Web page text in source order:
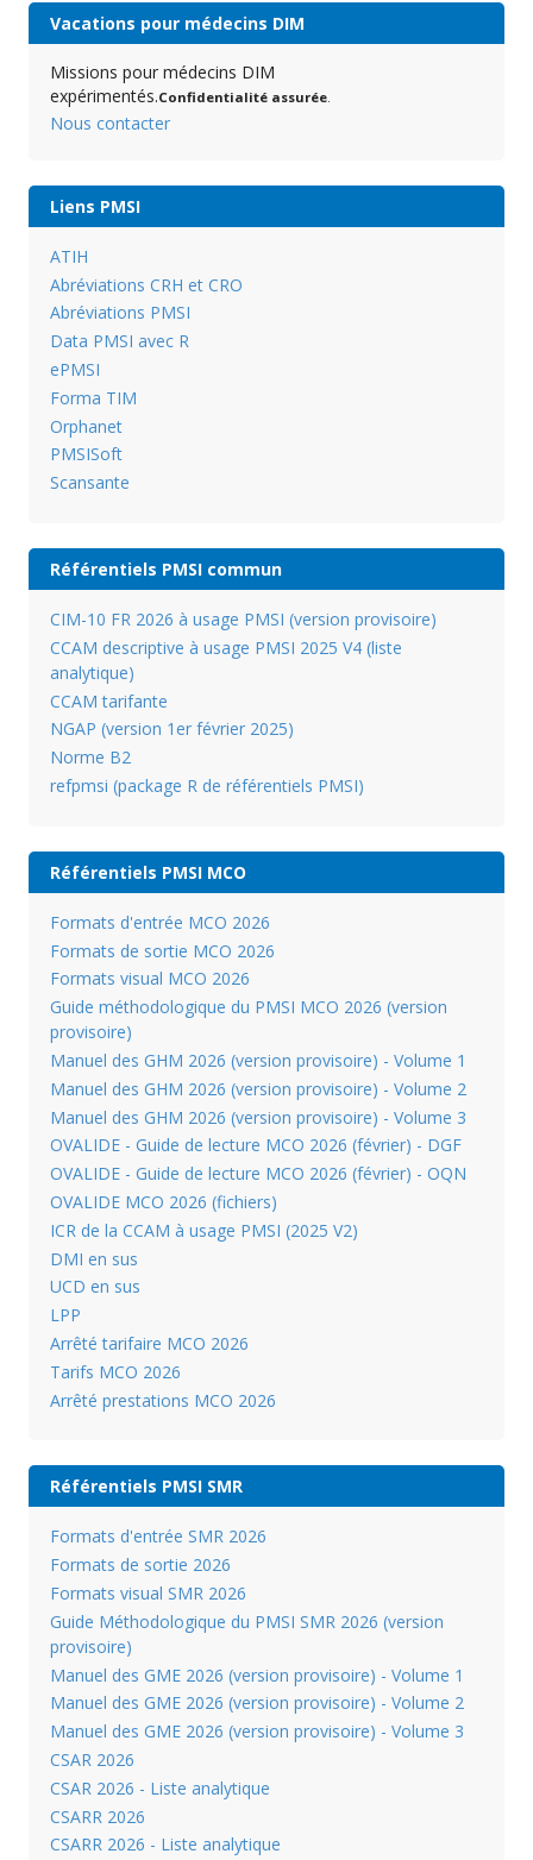
Vacations pour médecins DIM
Missions pour médecins DIM
expérimentés.Confidentialité assurée.
Nous contacter
Liens PMSI
ATIH
Abréviations CRH et CRO
Abréviations PMSI
Data PMSI avec R
ePMSI
Forma TIM
Orphanet
PMSISoft
Scansante
Référentiels PMSI commun
CIM-10 FR 2026 à usage PMSI (version provisoire)
CCAM descriptive à usage PMSI 2025 V4 (liste
analytique)
CCAM tarifante
NGAP (version 1er février 2025)
Norme B2
refpmsi (package R de référentiels PMSI)
Référentiels PMSI MCO
Formats d'entrée MCO 2026
Formats de sortie MCO 2026
Formats visual MCO 2026
Guide méthodologique du PMSI MCO 2026 (version
provisoire)
Manuel des GHM 2026 (version provisoire) - Volume 1
Manuel des GHM 2026 (version provisoire) - Volume 2
Manuel des GHM 2026 (version provisoire) - Volume 3
OVALIDE - Guide de lecture MCO 2026 (février) - DGF
OVALIDE - Guide de lecture MCO 2026 (février) - OQN
OVALIDE MCO 2026 (fichiers)
ICR de la CCAM à usage PMSI (2025 V2)
DMI en sus
UCD en sus
LPP
Arrêté tarifaire MCO 2026
Tarifs MCO 2026
Arrêté prestations MCO 2026
Référentiels PMSI SMR
Formats d'entrée SMR 2026
Formats de sortie 2026
Formats visual SMR 2026
Guide Méthodologique du PMSI SMR 2026 (version
provisoire)
Manuel des GME 2026 (version provisoire) - Volume 1
Manuel des GME 2026 (version provisoire) - Volume 2
Manuel des GME 2026 (version provisoire) - Volume 3
CSAR 2026
CSAR 2026 - Liste analytique
CSARR 2026
CSARR 2026 - Liste analytique